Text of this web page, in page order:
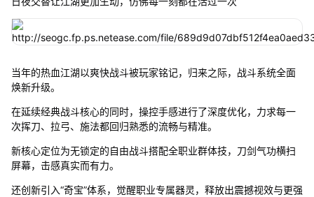
当年的热血江湖以爽快战斗被玩家铭记，归来之际，战斗系统全面
焕新升级。
在延续经典战斗核心的同时，操控手感进行了深度优化，力求每一
次挥刀、拉弓、施法都回归熟悉的流畅与精准。
新核心定位为无锁定的自由战斗搭配全职业群体技，刀剑气功横扫
屏幕，击感真实而有力。
还创新引入“奇宝”体系，觉醒职业专属器灵，释放出震撼视效与更强